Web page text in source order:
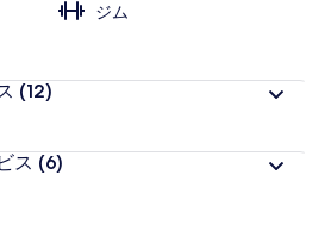
ジム
(12)
ス (6)